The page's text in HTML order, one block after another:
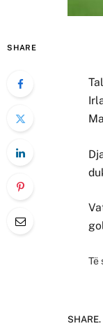
SHARE
Të
SHARE.